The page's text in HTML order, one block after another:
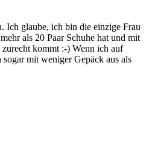
Ich glaube, ich bin die einzige Frau
als 20 Paar Schuhe hat und mit
kommt :-) Wenn ich auf
mit weniger Gepäck aus als